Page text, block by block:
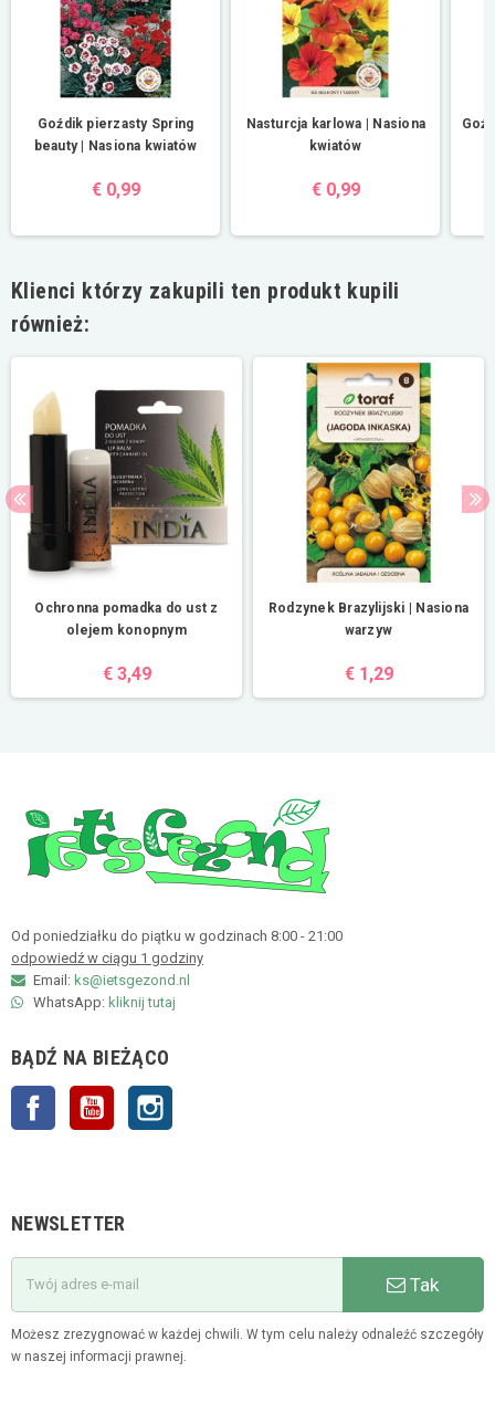
Goźdik pierzasty Spring
beauty | Nasiona kwiatów
€ 0,99
Nasturcja karlowa | Nasiona
kwiatów
€ 0,99
Klienci którzy zakupili ten produkt kupili
również:
Ochronna pomadka do ust z
olejem konopnym
€ 3,49
Rodzynek Brazylijski | Nasiona
warzyw
€ 1,29
Od poniedziałku do piątku w godzinach 8:00 - 21:00
odpowiedź w ciągu 1 godziny
Email: ks@ietsgezond.nl
WhatsApp: kliknij tutaj
BĄDŹ NA BIEŻĄCO
Facebook YouTube
NEWSLETTER
Tak
Możesz zrezygnować w każdej chwili. W tym celu należy odnaleźć szczegóły
w naszej informacji prawnej.